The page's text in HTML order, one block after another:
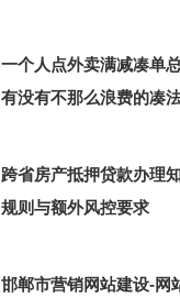
一个人点外卖满减凑单
有没有不那么浪费的凑
跨省房产抵押贷款办理
规则与额外风控要求
邯郸市营销网站建设-网